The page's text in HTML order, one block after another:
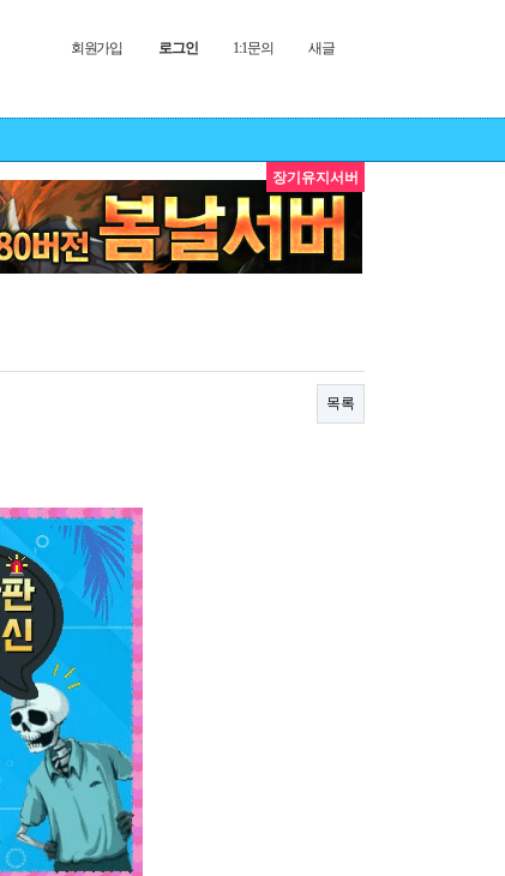
회원가입 로그인 1:1문의 새글
장기유지서버
목록